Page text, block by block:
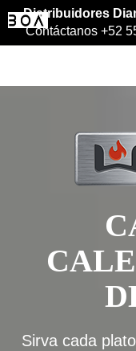
Distribuidores
Contáctanos +52
Sirva cada